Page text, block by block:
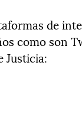
de
como son
Justicia: